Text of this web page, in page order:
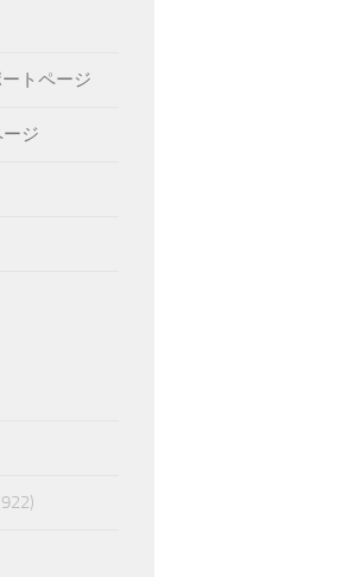
トページ
ジ